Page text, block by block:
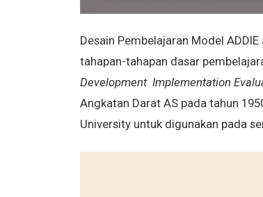
Desain Pembelajaran Model
tahapan-tahapan dasar
Development Implementation
Angkatan Darat AS pada tahun
University untuk digunakan pada